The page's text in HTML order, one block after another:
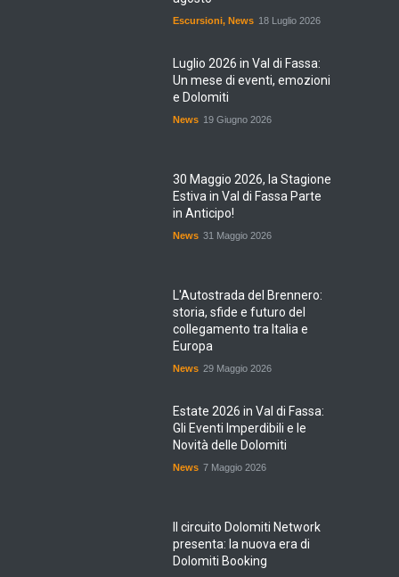
Escursioni, News 18 Luglio 2026
Luglio 2026 in Val di Fassa:
Un mese di eventi, emozioni
e Dolomiti
News 19 Giugno 2026
30 Maggio 2026, la Stagione
Estiva in Val di Fassa Parte
in Anticipo!
News 31 Maggio 2026
L'Autostrada del Brennero:
storia, sfide e futuro del
collegamento tra Italia e
Europa
News 29 Maggio 2026
Estate 2026 in Val di Fassa:
Gli Eventi Imperdibili e le
Novità delle Dolomiti
News 7 Maggio 2026
Il circuito Dolomiti Network
presenta: la nuova era di
Dolomiti Booking